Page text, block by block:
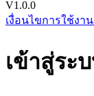
V1.0.0
เงื่อนไขการใช้งา
เข้าสู่ระ